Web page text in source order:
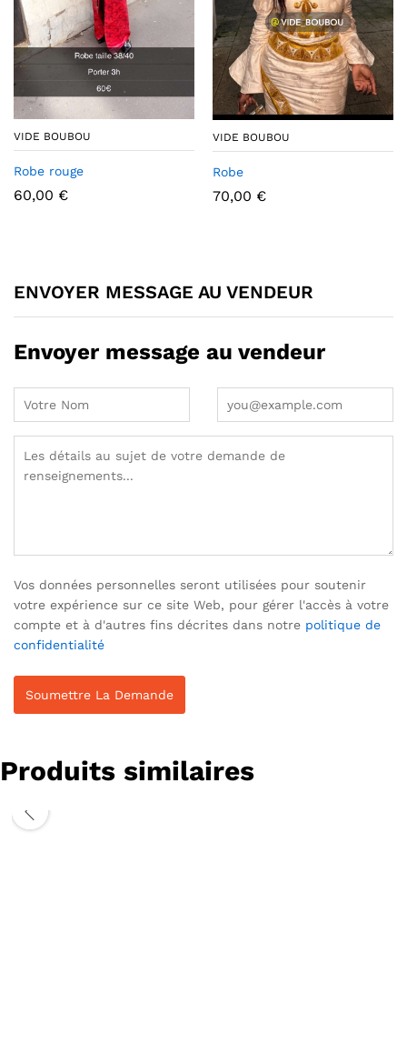
VIDE BOUBOU
Robe rouge
60,00 €
VIDE BOUBOU
Robe
70,00 €
ENVOYER MESSAGE AU VENDEUR
Envoyer message au vendeur
Vos données personnelles seront utilisées pour soutenir
votre expérience sur ce site Web, pour gérer l'accès à votre
compte et à d'autres fins décrites dans notre politique de
confidentialité
Produits similaires